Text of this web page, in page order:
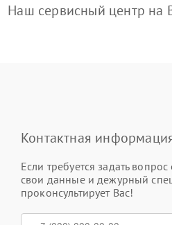
Наш сервисный центр на
Контактная
Если требуется задать вопрос
свои данные и дежурный
проконсультирует Вас!